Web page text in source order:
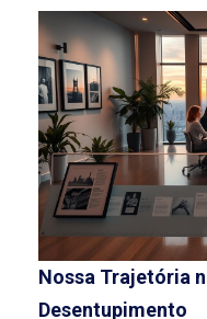
Nossa Trajetória
Desentupimento